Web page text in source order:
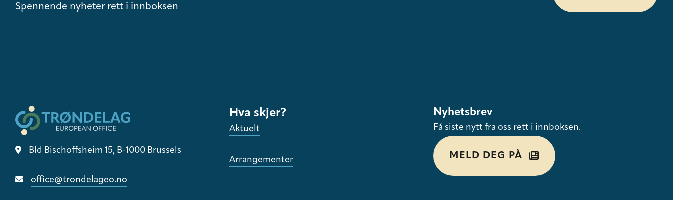
Spennende nyheter rett i innboksen
Bld Bischoffsheim 15, B-1000 Brussels
office@trondelageo.no
Hva skjer?
Aktuelt
Arrangementer
Nyhetsbrev
Få siste nytt fra oss rett i innboksen.
MELD DEG PÅ